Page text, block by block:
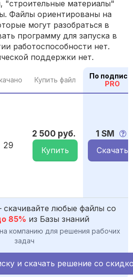
"строительные материалы"
Файлы ориентированы на
могут разобраться в
программу для запуска в
работоспособности нет.
поддержки нет.
Купить файл
По
PRO
29
2 500 руб.
Купить
1 SM
Скачать
любые файлы со
85% из Базы знаний
компанию для решения рабочих
задач
и скачать решение со